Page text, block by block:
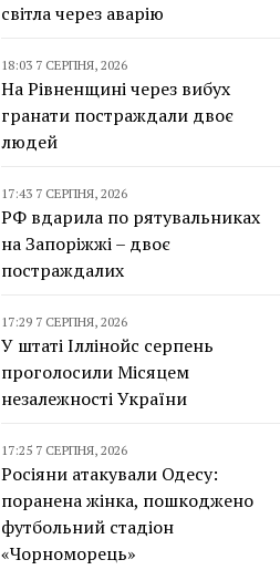
світла через аварію
18:03 7 СЕРПНЯ, 2026
На Рівненщині через вибух
гранати постраждали двоє
людей
17:43 7 СЕРПНЯ, 2026
РФ вдарила по рятувальниках
на Запоріжжі – двоє
постраждалих
17:29 7 СЕРПНЯ, 2026
У штаті Іллінойс серпень
проголосили Місяцем
незалежності України
17:25 7 СЕРПНЯ, 2026
Росіяни атакували Одесу:
поранена жінка, пошкоджено
футбольний стадіон
«Чорноморець»